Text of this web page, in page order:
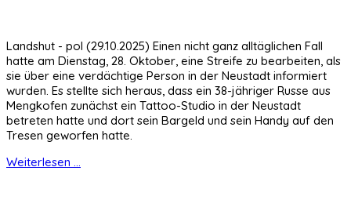
Landshut - pol (29.10.2025) Einen nicht ganz alltäglichen Fall
hatte am Dienstag, 28. Oktober, eine Streife zu bearbeiten, als
sie über eine verdächtige Person in der Neustadt informiert
wurden. Es stellte sich heraus, dass ein 38-jähriger Russe aus
Mengkofen zunächst ein Tattoo-Studio in der Neustadt
betreten hatte und dort sein Bargeld und sein Handy auf den
Tresen geworfen hatte.
Weiterlesen ...